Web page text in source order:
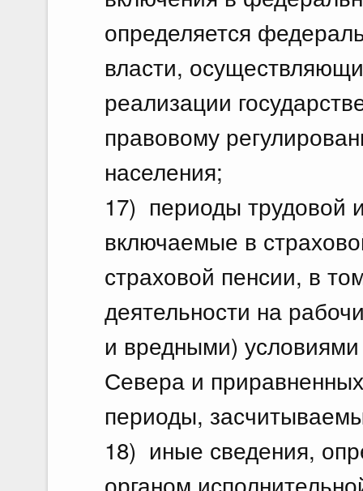
определяется
власти,
реализации
правовому
населения;
17) периоды трудовой
включаемые в
страховой пенсии, в
деятельности на
и вредными)
Севера и
периоды,
18) иные сведения,
органом